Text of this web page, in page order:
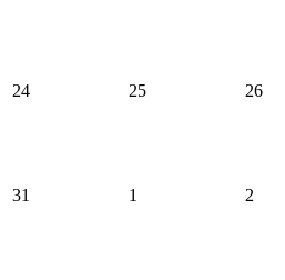
24 25 26
31 1 2